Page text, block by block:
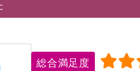
総合満足度